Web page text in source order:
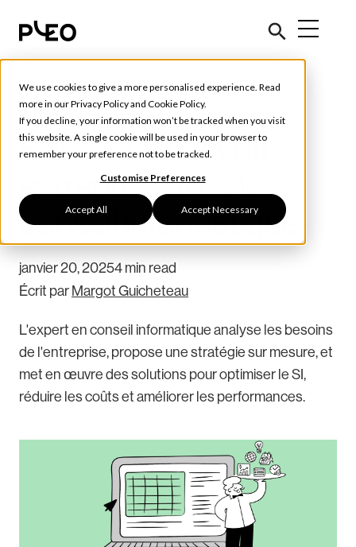
We use cookies to give a more personalised experience. Read
more in ourPrivacy Policyand Cookie Policy.
If you decline, your information won’t be tracked when you visit
this website. A single cookie will be used in your browser to
remember your preference not to be tracked.
Customise Preferences
Accept All Accept Necessary
Outils et conseils
Faites évoluer votre
entreprise avec le
conseil informatique
janvier 20, 20254 min read
Écrit par Margot Guicheteau
L'expert en conseil informatique analyse les besoins
de l'entreprise, propose une stratégie sur mesure, et
met en œuvre des solutions pour optimiser le SI,
réduire les coûts et améliorer les performances.